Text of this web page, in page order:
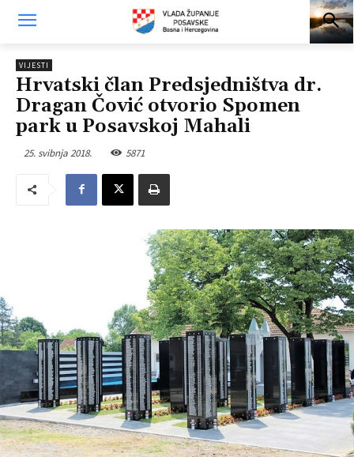
VIJESTI
Hrvatski član Predsjedništva dr.
Dragan Čović otvorio Spomen
park u Posavskoj Mahali
25. svibnja 2018. 5871